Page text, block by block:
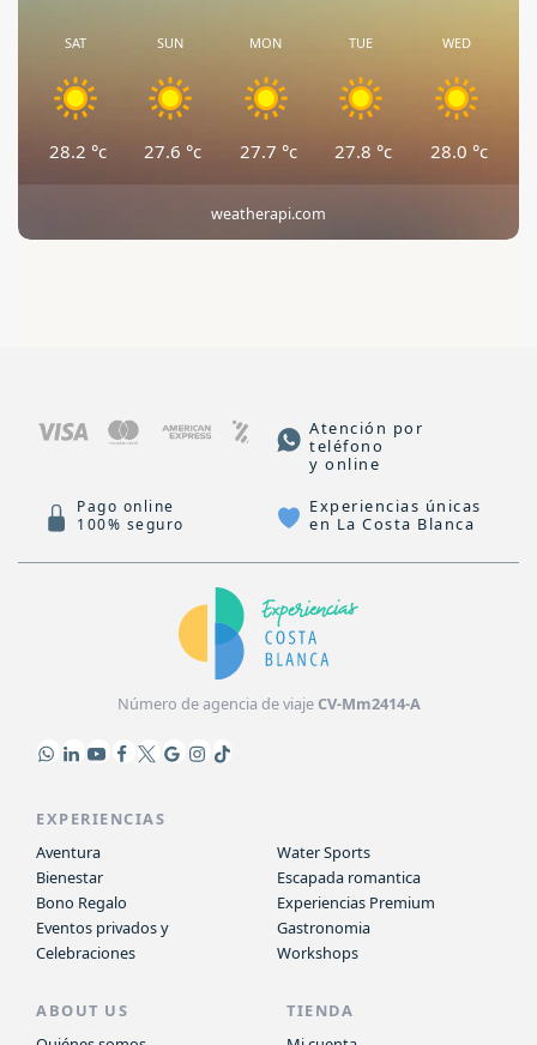
SAT
28.2 °c
SUN
27.6 °c
MON
27.7 °c
TUE
27.8 °c
WED
28.0 °c
weatherapi.com
Atención por
teléfono
y online
Pago online
100% seguro
Experiencias únicas
en La Costa Blanca
Número de agencia de viajeCV-Mm2414-A
EXPERIENCIAS
Aventura
Bienestar
Bono Regalo
Eventos privados y
Celebraciones
Water Sports
Escapada romantica
Experiencias Premium
Gastronomia
Workshops
ABOUT US
TIENDA